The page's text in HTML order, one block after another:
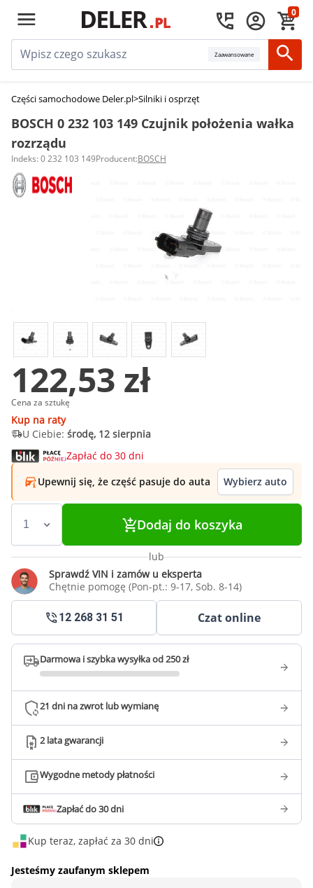
0
Zaawansowane
Części samochodowe Deler.pl>Silniki i osprzęt
BOSCH 0 232 103 149 Czujnik położenia wałka
rozrządu
Indeks: 0 232 103 149Producent:BOSCH
122,53 zł
Cena za sztukę
Kup na raty
U Ciebie: środę, 12 sierpnia
Zapłać do 30 dni
Upewnij się, że część pasuje do auta
Wybierz auto
Dodaj do koszyka
lub
Sprawdź VIN i zamów u eksperta
Chętnie pomogę (Pon-pt.: 9-17, Sob. 8-14)
12 268 31 51 Czat online
Darmowa i szybka wysyłka od 250 zł
21 dni na zwrot lub wymianę
2 lata gwarancji
Wygodne metody płatności
Zapłać do 30 dni
Kup teraz, zapłać za 30 dni
Jesteśmy zaufanym sklepem